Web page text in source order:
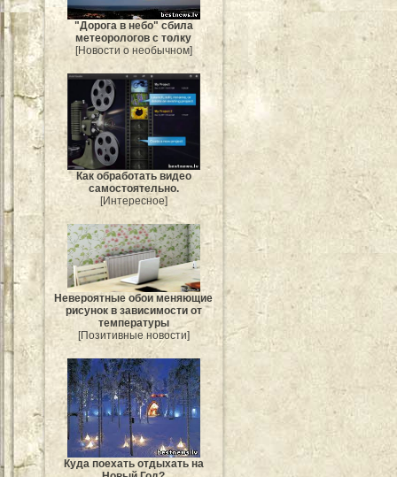
"Дорога в небо" сбила
метеорологов с толку
[Новости о необычном]
Как обработать видео
самостоятельно.
[Интересное]
Невероятные обои меняющие
рисунок в зависимости от
температуры
[Позитивные новости]
Куда поехать отдыхать на